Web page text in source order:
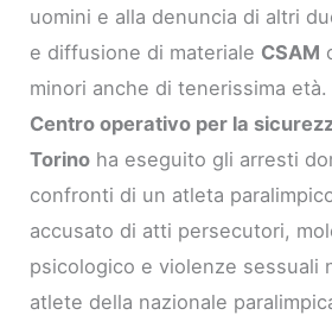
uomini e alla denuncia di altri
e diffusione di materiale CSAM
minori anche di tenerissima età.
Centro operativo per la
Torino ha eseguito gli arresti
confronti di un atleta
accusato di atti persecutori,
psicologico e violenze sessuali
atlete della nazionale